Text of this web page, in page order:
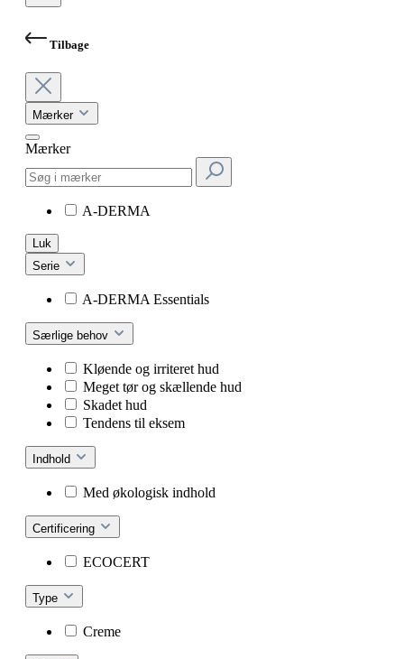
Tilbage
Mærker
Mærker
A-DERMA
Luk
Serie
A-DERMA Essentials
Særlige behov
Kløende og irriteret hud
Meget tør og skællende hud
Skadet hud
Tendens til eksem
Indhold
Med økologisk indhold
Certificering
ECOCERT
Type
Creme